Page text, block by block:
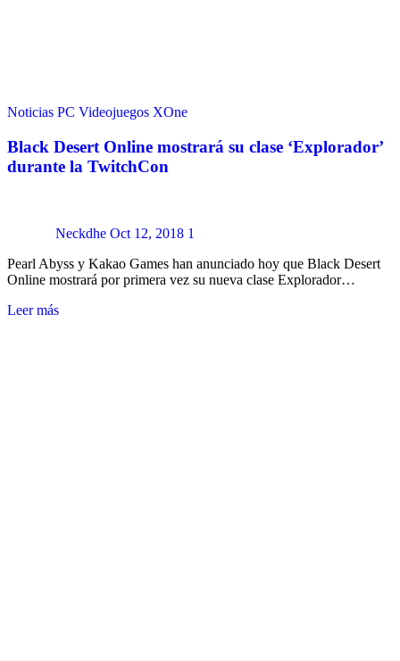
Noticias PC Videojuegos XOne
Black Desert Online mostrará su clase ‘Explorador’
durante la TwitchCon
Neckdhe Oct 12, 2018 1
Pearl Abyss y Kakao Games han anunciado hoy que Black Desert
Online mostrará por primera vez su nueva clase Explorador…
Leer más